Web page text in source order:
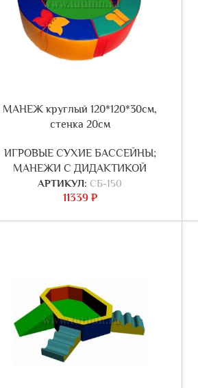
МАНЕЖ круглый 120*120*30см,
стенка 20см
ИГРОВЫЕ СУХИЕ БАССЕЙНЫ;
МАНЕЖИ С ДИДАКТИКОЙ
АРТИКУЛ:СБ-150
11339 ₽